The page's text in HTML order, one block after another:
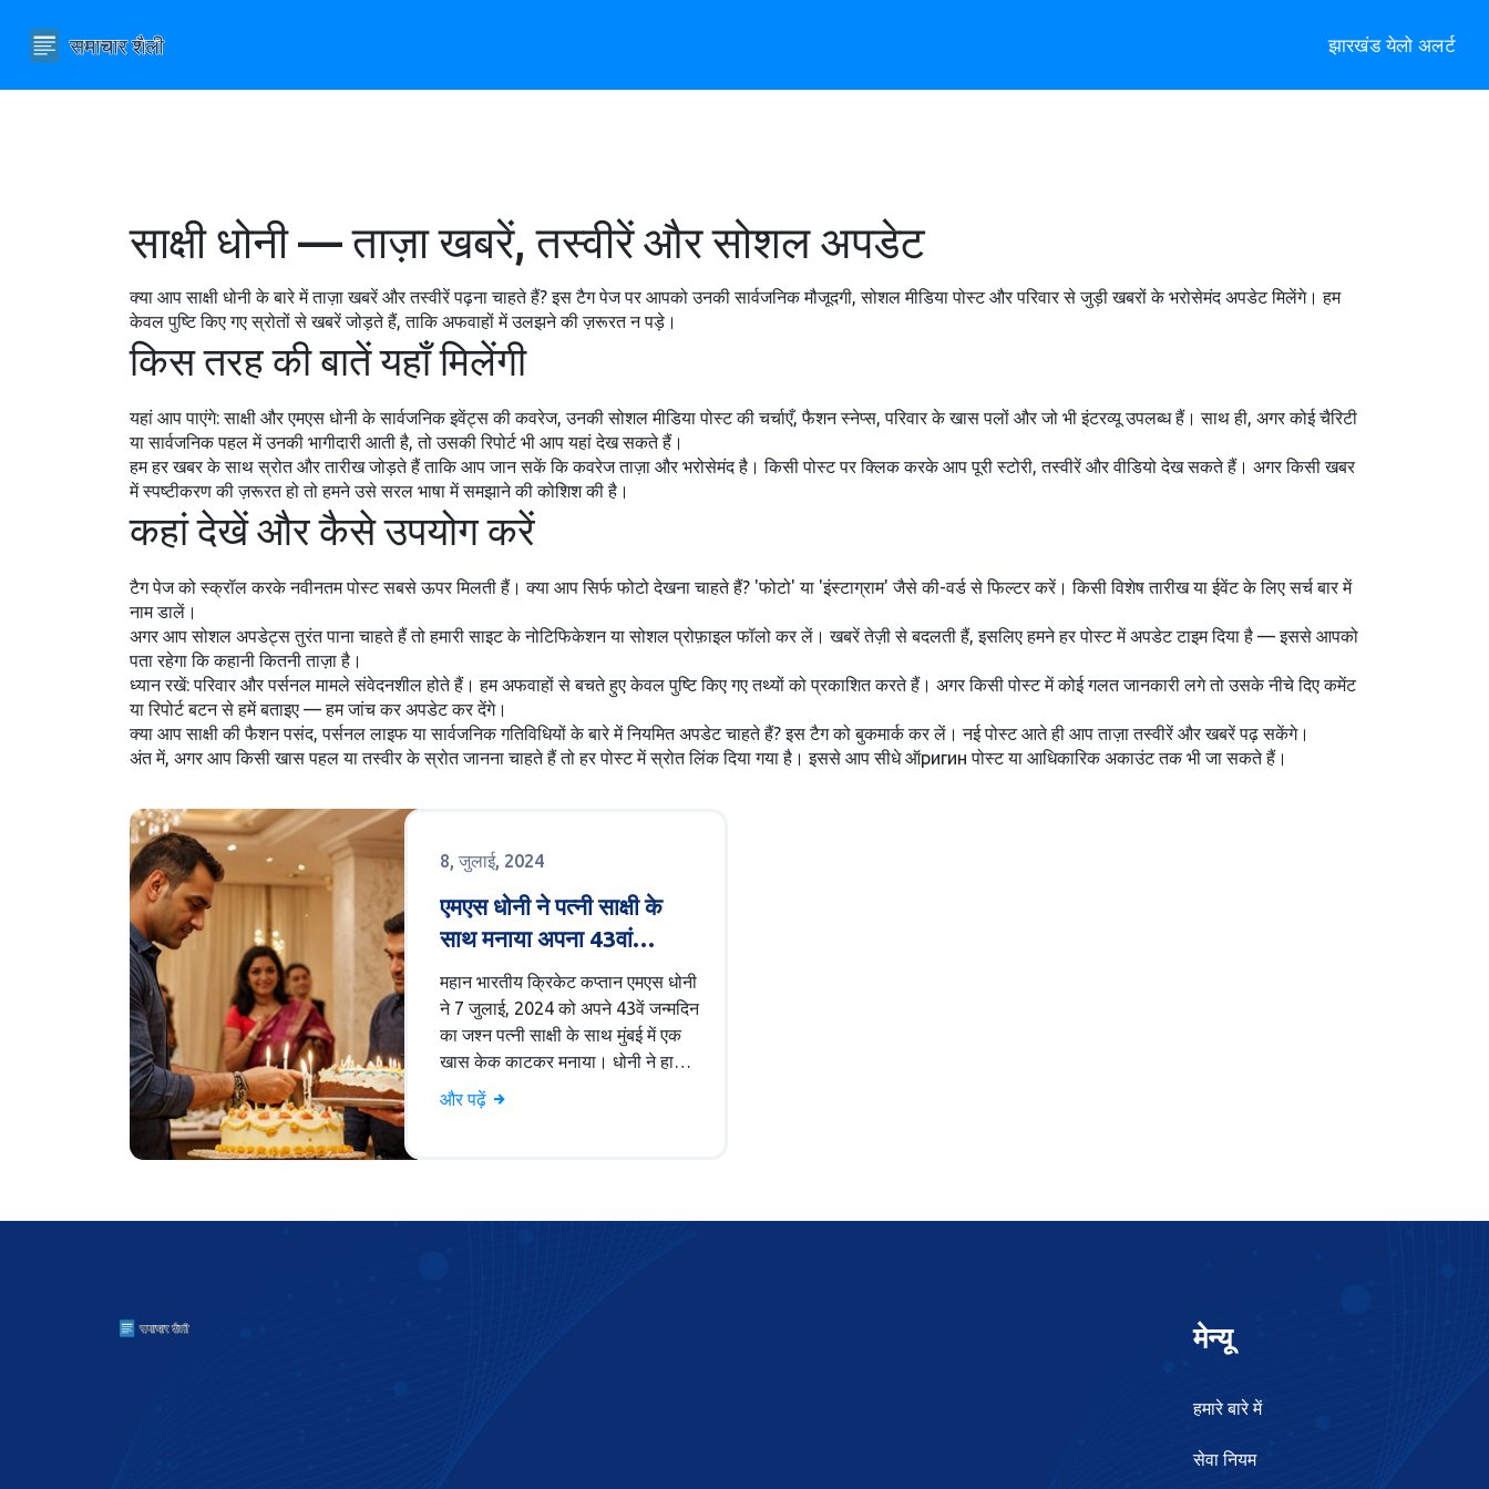
झारखंड येलो अलर्ट
साक्षी धोनी — ताज़ा खबरें, तस्वीरें और सोशल अपडेट
क्या आप साक्षी धोनी के बारे में ताज़ा खबरें और तस्वीरें पढ़ना चाहते हैं? इस टैग पेज पर आपको उनकी सार्वजनिक मौजूदगी, सोशल मीडिया पोस्ट और परिवार से जुड़ी खबरों के भरोसेमंद अपडेट मिलेंगे। हम
केवल पुष्टि किए गए स्रोतों से खबरें जोड़ते हैं, ताकि अफवाहों में उलझने की ज़रूरत न पड़े।
किस तरह की बातें यहाँ मिलेंगी
यहां आप पाएंगे: साक्षी और एमएस धोनी के सार्वजनिक इवेंट्स की कवरेज, उनकी सोशल मीडिया पोस्ट की चर्चाएँ, फैशन स्नेप्स, परिवार के खास पलों और जो भी इंटरव्यू उपलब्ध हैं। साथ ही, अगर कोई चैरिटी
या सार्वजनिक पहल में उनकी भागीदारी आती है, तो उसकी रिपोर्ट भी आप यहां देख सकते हैं।
हम हर खबर के साथ स्रोत और तारीख जोड़ते हैं ताकि आप जान सकें कि कवरेज ताज़ा और भरोसेमंद है। किसी पोस्ट पर क्लिक करके आप पूरी स्टोरी, तस्वीरें और वीडियो देख सकते हैं। अगर किसी खबर
में स्पष्टीकरण की ज़रूरत हो तो हमने उसे सरल भाषा में समझाने की कोशिश की है।
कहां देखें और कैसे उपयोग करें
टैग पेज को स्क्रॉल करके नवीनतम पोस्ट सबसे ऊपर मिलती हैं। क्या आप सिर्फ फोटो देखना चाहते हैं? 'फोटो' या 'इंस्टाग्राम' जैसे की-वर्ड से फिल्टर करें। किसी विशेष तारीख या ईवेंट के लिए सर्च बार में
नाम डालें।
अगर आप सोशल अपडेट्स तुरंत पाना चाहते हैं तो हमारी साइट के नोटिफिकेशन या सोशल प्रोफ़ाइल फॉलो कर लें। खबरें तेज़ी से बदलती हैं, इसलिए हमने हर पोस्ट में अपडेट टाइम दिया है — इससे आपको
पता रहेगा कि कहानी कितनी ताज़ा है।
ध्यान रखें: परिवार और पर्सनल मामले संवेदनशील होते हैं। हम अफवाहों से बचते हुए केवल पुष्टि किए गए तथ्यों को प्रकाशित करते हैं। अगर किसी पोस्ट में कोई गलत जानकारी लगे तो उसके नीचे दिए कमेंट
या रिपोर्ट बटन से हमें बताइए — हम जांच कर अपडेट कर देंगे।
क्या आप साक्षी की फैशन पसंद, पर्सनल लाइफ या सार्वजनिक गतिविधियों के बारे में नियमित अपडेट चाहते हैं? इस टैग को बुकमार्क कर लें। नई पोस्ट आते ही आप ताज़ा तस्वीरें और खबरें पढ़ सकेंगे।
अंत में, अगर आप किसी खास पहल या तस्वीर के स्रोत जानना चाहते हैं तो हर पोस्ट में स्रोत लिंक दिया गया है। इससे आप सीधे ऑригин पोस्ट या आधिकारिक अकाउंट तक भी जा सकते हैं।
8, जुलाई, 2024
एमएस धोनी ने पत्नी साक्षी के
साथ मनाया अपना 43वां
जन्मदिन, खास केक काटा
महान भारतीय क्रिकेट कप्तान एमएस धोनी
ने 7 जुलाई, 2024 को अपने 43वें जन्मदिन
का जश्न पत्नी साक्षी के साथ मुंबई में एक
खास केक काटकर मनाया। धोनी ने हाल
ही में अंबानी और राधिका मर्चेंट की शादी के
समारोह में भाग लिया था। उन्होंने अपने
और पढ़ें
मेन्यू
हमारे बारे में
सेवा नियम